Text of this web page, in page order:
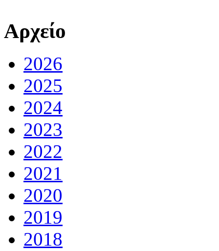
Αρχείο
2026
2025
2024
2023
2022
2021
2020
2019
2018